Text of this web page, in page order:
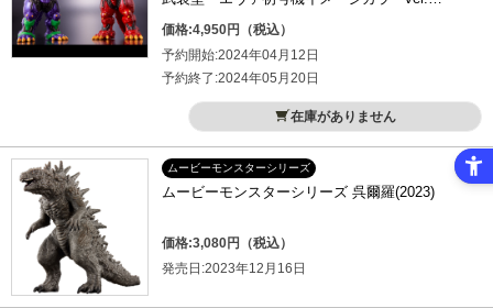
エヴァ２号機イメージカラーver.
価格:4,950円（税込）
予約開始:2024年04月12日
予約終了:2024年05月20日
在庫がありません
ムービーモンスターシリーズ
ムービーモンスターシリーズ 呉爾羅(2023)
価格:3,080円（税込）
発売日:2023年12月16日